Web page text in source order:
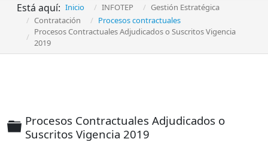
Está aquí: Inicio INFOTEP
Gestión Estratégica
Contratación
Procesos contractuales
Procesos Contractuales Adjudicados o Suscritos Vigencia
2019
Carpeta
Procesos Contractuales Adjudicados o
Suscritos Vigencia 2019